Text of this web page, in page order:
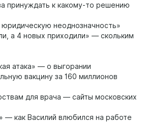
принуждать к какому-то решению
неоднозначность»
а 4 новых приходили» — скольким
атака» — о выгорании
вакцину за 160 миллионов
для врача — сайты московских
— как Василий влюбился на работе